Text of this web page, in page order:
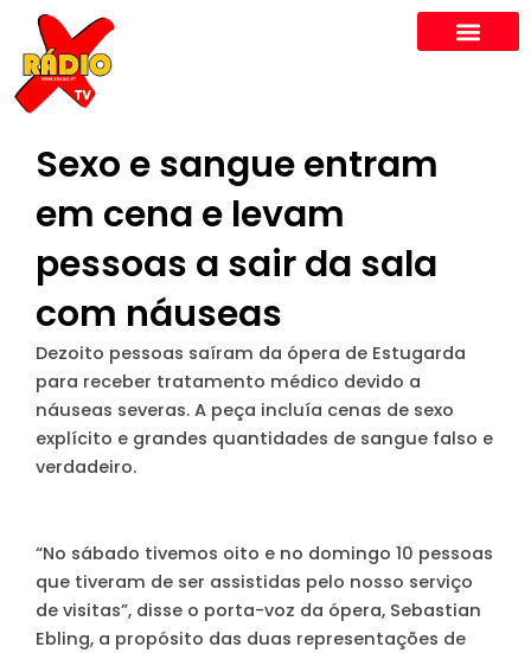
content
Sexo e sangue entram
em cena e levam
pessoas a sair da sala
com náuseas
Dezoito pessoas saíram da ópera de Estugarda
para receber tratamento médico devido a
náuseas severas. A peça incluía cenas de sexo
explícito e grandes quantidades de sangue falso e
verdadeiro.
“No sábado tivemos oito e no domingo 10 pessoas
que tiveram de ser assistidas pelo nosso serviço
de visitas”, disse o porta-voz da ópera, Sebastian
Ebling, a propósito das duas representações de